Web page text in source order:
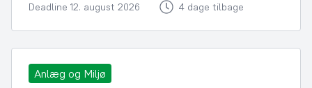
Deadline 12. august 2026 4 dage tilbage
Anlæg og Miljø